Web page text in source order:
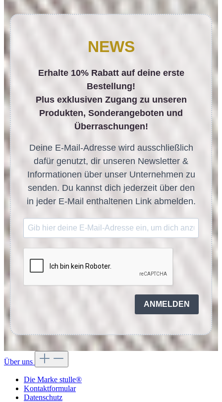
NEWS
Erhalte 10% Rabatt auf deine erste
Bestellung!
Plus exklusiven Zugang zu unseren
Produkten, Sonderangeboten und
Überraschungen!
Deine E-Mail-Adresse wird ausschließlich
dafür genutzt, dir unseren Newsletter &
Informationen über unser Unternehmen zu
senden. Du kannst dich jederzeit über den
in jeder E-Mail enthaltenen Link abmelden.
ANMELDEN
Über uns
Die Marke stulle®
Kontaktformular
Datenschutz